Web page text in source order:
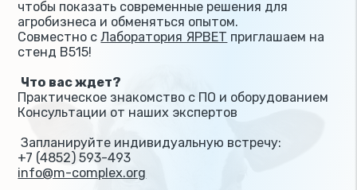
чтобы показать современные решения для
агробизнеса и обменяться опытом.
Совместно сЛаборатория ЯРВЕТ приглашаем на
стенд B515!
Что вас ждет?
Практическое знакомство с ПО и оборудованием
Консультации от наших экспертов
Запланируйте индивидуальную встречу:
+7 (4852) 593-493
info@m-complex.org